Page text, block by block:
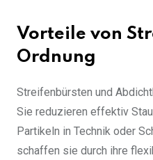
Vorteile von
Ordnung
Streifenbürsten und
Sie reduzieren effektiv
Partikeln in Technik oder
schaffen sie durch ihre